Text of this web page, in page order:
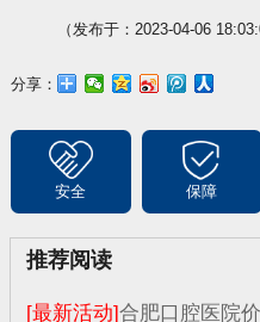
（发布于：2023-04-06
分享：
安全 保障
推荐阅读
[最新活动]合肥口腔医院